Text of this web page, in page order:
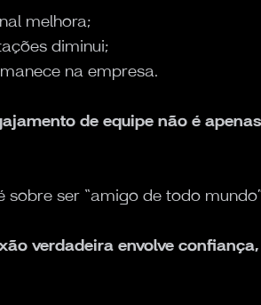
melhora;
diminui;
na empresa.
de equipe não é
sobre ser “amigo de todo
verdadeira envolve confiança,